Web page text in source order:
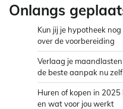
Onlangs
Kun jij je hypotheek
over de voorbereiding
Verlaag je
de beste aanpak nu zelf
Huren of kopen in
en wat voor jou werkt